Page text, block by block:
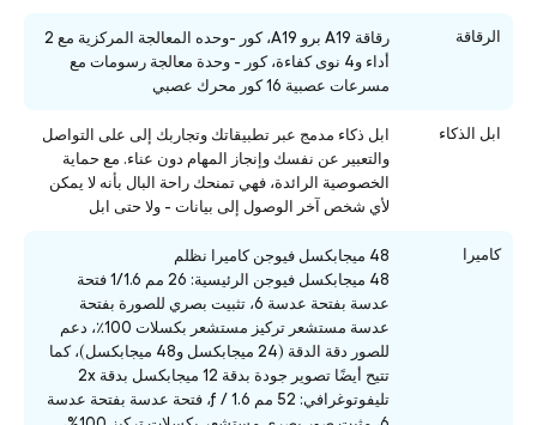
الرقاقة
رقاقة A19 برو A19، كور -وحده المعالجة المركزية مع 2
أداء و4 نوى كفاءة، كور - وحدة معالجة رسومات مع
مسرعات عصبية 16 كور محرك عصبي
ابل الذكاء
ابل ذكاء مدمج عبر تطبيقاتك وتجاربك إلى على التواصل
والتعبير عن نفسك وإنجاز المهام دون عناء. مع حماية
الخصوصية الرائدة، فهي تمنحك راحة البال بأنه لا يمكن
لأي شخص آخر الوصول إلى بيانات - ولا حتى ابل
كاميرا
48 ميجابكسل فيوجن كاميرا نظلم
48 ميجابكسل فيوجن الرئيسية: 26 مم 1/1.6 فتحة
عدسة بفتحة عدسة 6، تثبيت بصري للصورة بفتحة
عدسة مستشعر تركيز مستشعر بكسلات 100٪، دعم
للصور دقة الدقة (24 ميجابكسل و48 ميجابكسل)، كما
تتيح أيضًا تصوير جودة بدقة 12 ميجابكسل بدقة 2x
تليفوتوغرافي: 52 مم ƒ / 1.6، فتحة عدسة بفتحة عدسة